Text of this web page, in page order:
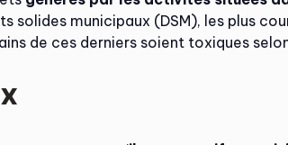
solides municipaux (DSM), les plus
de ces derniers soient toxiques